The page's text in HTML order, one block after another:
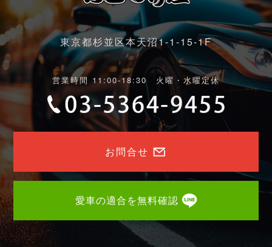
東京都杉並区本天沼1-1-15-1F
営業時間 11:00-18:30 火曜・水曜定休
お問合せ
愛車の適合を無料確認